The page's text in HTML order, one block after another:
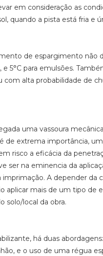
em consideração as
quando a pista está fria e
de espargimento não
e 5°C para emulsões.
alta probabilidade de
uma vassoura
de extrema importância,
risco a eficácia da
ser na eminencia da
A depender da
aplicar mais de um tipo de
solo/local da obra.
há duas
e o uso de uma régua